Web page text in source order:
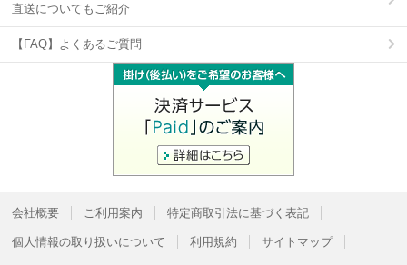
直送についてもご紹介
【FAQ】よくあるご質問
会社概要 ご利用案内 特定商取引法に基づく表記
個人情報の取り扱いについて 利用規約 サイトマップ